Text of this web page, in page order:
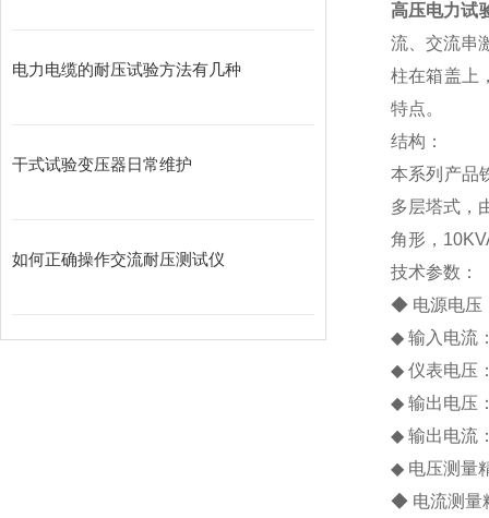
电力电缆的耐压试验方法有几种
干式试验变压器日常维护
如何正确操作交流耐压测试仪
高压电力试
流、交流串
柱在箱盖上
特点。
结构：
本系列产品
多层塔式，
角形，
技术参数：
◆ 电源电压
◆ 输入电流
◆ 仪表电压
◆ 输出电压
◆ 输出电流
◆ 电压测量
◆ 电流测量